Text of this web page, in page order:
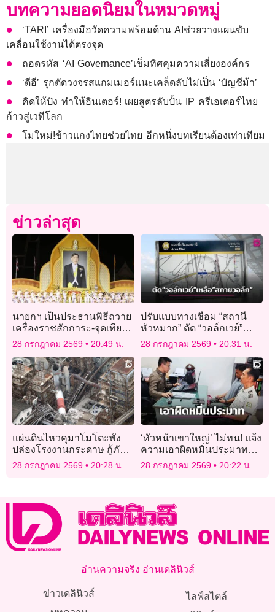
บทความยอดนิยมในหมวดหมู่
‘TARI’ เครื่องมือวัดความพร้อมด้าน AIช่วยวางแผนขับ
เคลื่อนใช้งานได้ตรงจุด
ถอดรหัส ‘AI Governance’เข็มทิศคุมความเสี่ยงองค์กร
‘ดีอี’ รุกตัดวงจรสแกมเมอร์แนะเคล็ดลับไม่เป็น ‘บัญชีม้า’
คิดให้ปัง ทำให้อินเตอร์! เผยสูตรลับปั้น IP ครีเอเตอร์ไทย
ก้าวสู่เวทีโลก
โมใหม่!ข้าวแกงไทยช่วยไทย อีกหนึ่งบทเรียนต้องเท่าเทียม
ข่าวล่าสุด
นายกฯ เป็นประธานพิธีถวาย
เครื่องราชสักการะ-จุดเทียน
ถวายพระพรชัยมงคลเฉลิม
พระชนมพรรษาพระบาท
สมเด็จพระเจ้าอยู่หัว
28 กรกฎาคม 2569 20:49 น.
ปรับแบบทางเชื่อม “สถานี
หัวหมาก” ตัด “วอล์กเวย์”
เหลือแค่ “สกายวอล์ก”
28 กรกฎาคม 2569 20:31 น.
แผ่นดินไหวคุมาโมโตะพัง
ปล่องโรงงานกระดาษ กู้ภัย
เร่งค้นหาผู้สูญหาย
28 กรกฎาคม 2569 20:28 น.
‘หัวหน้าเขาใหญ่’ ไม่ทน! แจ้ง
ความเอาผิดหมิ่นประมาท
เพจชมรมจิตอาสาเพื่อผู้
พิทักษ์ทรัพยากรประเทศไทย
28 กรกฎาคม 2569 20:22 น.
อ่านความจริง อ่านเดลินิวส์
ข่าวเดลินิวส์
ไลฟ์สไตล์